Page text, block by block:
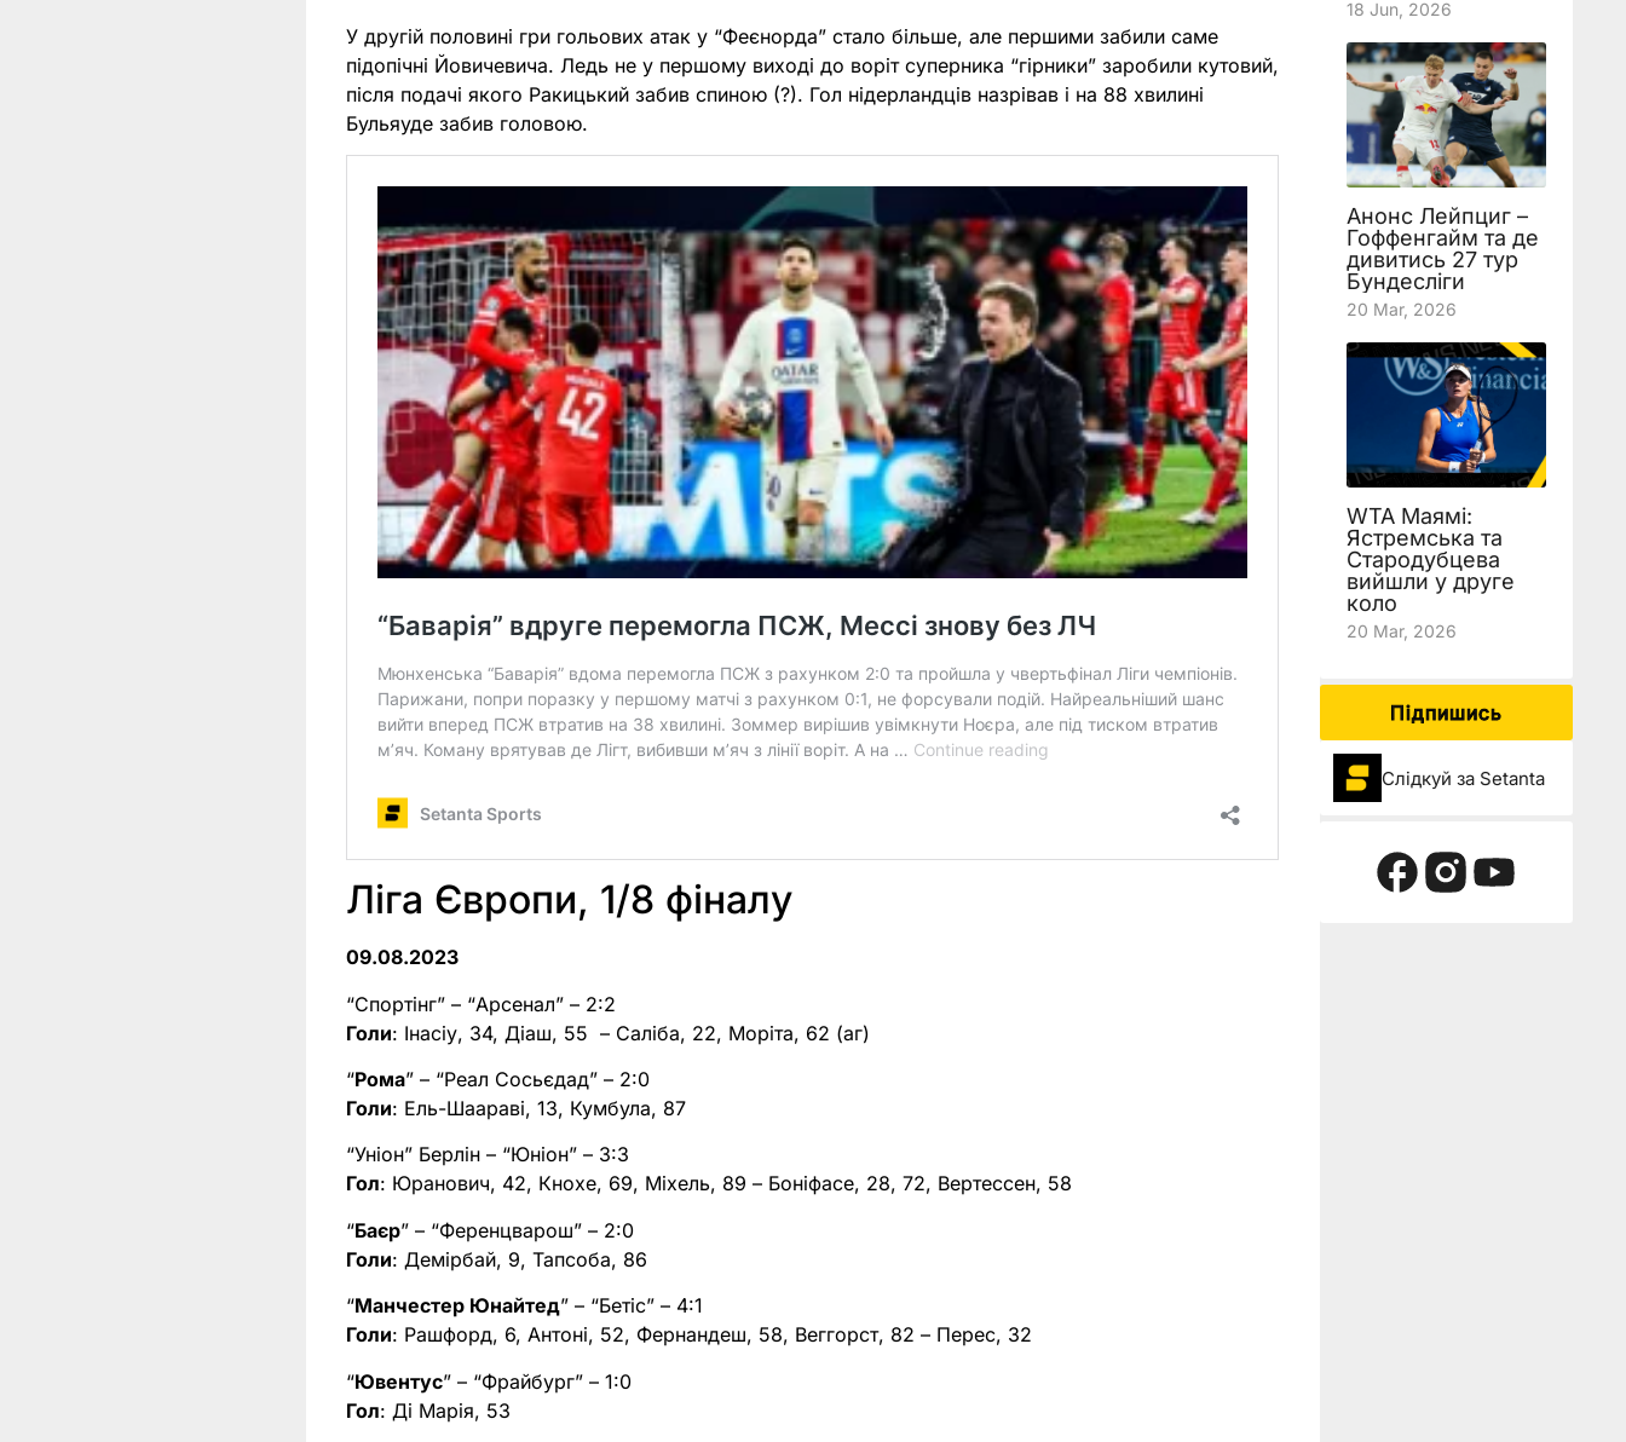
У другій половині гри гольових атак у “Феєнорда” стало більше, але першими забили саме
підопічні Йовичевича. Ледь не у першому виході до воріт суперника “гірники” заробили кутовий,
після подачі якого Ракицький забив спиною (?). Гол нідерландців назрівав і на 88 хвилині
Бульяуде забив головою.
Ліга Європи, 1/8 фіналу
09.08.2023
“Спортінг” – “Арсенал” – 2:2
Голи: Інасіу, 34, Діаш, 55 – Саліба, 22, Моріта, 62 (аг)
“Рома” – “Реал Сосьєдад” – 2:0
Голи: Ель-Шаараві, 13, Кумбула, 87
“Уніон” Берлін – “Юніон” – 3:3
Гол: Юранович, 42, Кнохе, 69, Міхель, 89 – Боніфасе, 28, 72, Вертессен, 58
“Баєр” – “Ференцварош” – 2:0
Голи: Демірбай, 9, Тапсоба, 86
“Манчестер Юнайтед” – “Бетіс” – 4:1
Голи: Рашфорд, 6, Антоні, 52, Фернандеш, 58, Веггорст, 82 – Перес, 32
“Ювентус” – “Фрайбург” – 1:0
Гол: Ді Марія, 53
18 Jun, 2026
Анонс Лейпциг –
Гоффенгайм та де
дивитись 27 тур
Бундесліги
20 Mar, 2026
WTA Маямі:
Ястремська та
Стародубцева
вийшли у друге
коло
20 Mar, 2026
Підпишись
Слідкуй за Setanta